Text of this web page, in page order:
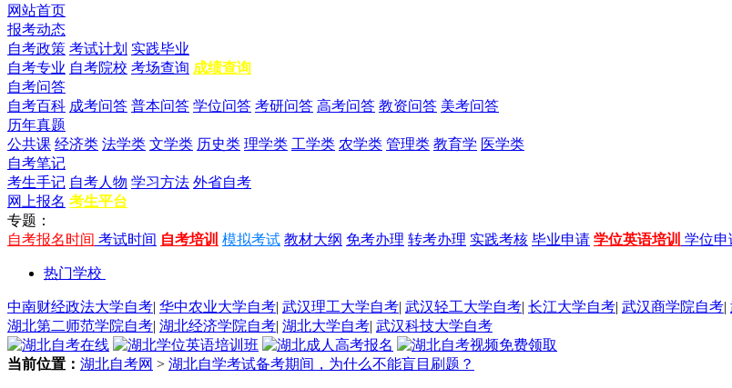
网站首页
报考动态
自考政策 考试计划 实践毕业
自考专业 自考院校 考场查询 成绩查询
自考问答
自考百科 成考问答 普本问答 学位问答 考研问答 高考问答 教资问答 美考问答
历年真题
公共课 经济类 法学类 文学类 历史类 理学类 工学类 农学类 管理类 教育学 医学类
自考笔记
考生手记 自考人物 学习方法 外省自考
网上报名 考生平台
专题：
自考报名时间 考试时间 自考培训 模拟考试 教材大纲 免考办理 转考办理 实践考核 毕业申请 学位英语培训 学位申
热门学校
中南财经政法大学自考| 华中农业大学自考| 武汉理工大学自考| 武汉轻工大学自考| 长江大学自考| 武汉商学院自考|
湖北第二师范学院自考| 湖北经济学院自考| 湖北大学自考| 武汉科技大学自考
当前位置： 湖北自考网 > 湖北自学考试备考期间，为什么不能盲目刷题？